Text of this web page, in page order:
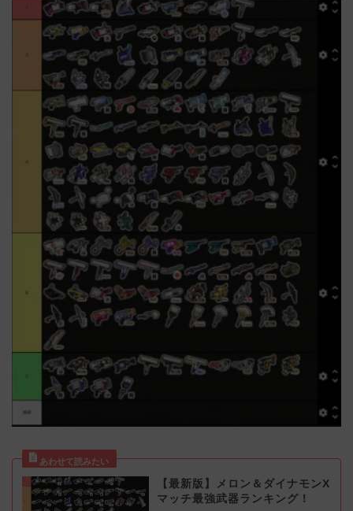
【最新版】メロン＆ダイナモンX
マッチ最強武器ランキング！